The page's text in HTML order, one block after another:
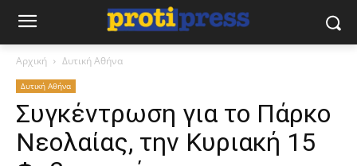
Αρχική Δυτική Αθήνα
Δυτική Αθήνα
Συγκέντρωση για το Πάρκο
Νεολαίας, την Κυριακή 15